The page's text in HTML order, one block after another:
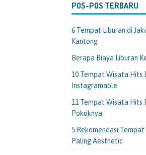
POS-POS TERBARU
6 Tempat Liburan di
Kantong
Berapa Biaya Liburan
10 Tempat Wisata Hits
Instagramable
11 Tempat Wisata Hits
Pokoknya
5 Rekomendasi
Paling Aesthetic